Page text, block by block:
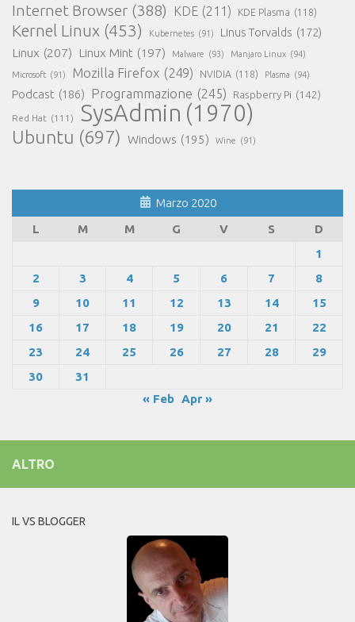
Internet Browser (388) KDE (211) KDE Plasma (118)
Kernel Linux (453) Kubernetes (91) Linus Torvalds (172)
Linux (207) Linux Mint (197) Malware (93) Manjaro Linux (94)
Microsoft (91) Mozilla Firefox (249) NVIDIA (118) Plasma (94)
Podcast (186) Programmazione (245) Raspberry Pi (142)
Red Hat (111) SysAdmin (1970)
Ubuntu (697) Windows (195) Wine (91)
Marzo 2020
L
M M G V S
D
1
2
3 4 5 6 7
8
9
10 11 12 13 14
15
16
17 18 19 20 21
22
23
24 25 26 27 28
29
30
31
« Feb Apr »
ALTRO
IL VS BLOGGER